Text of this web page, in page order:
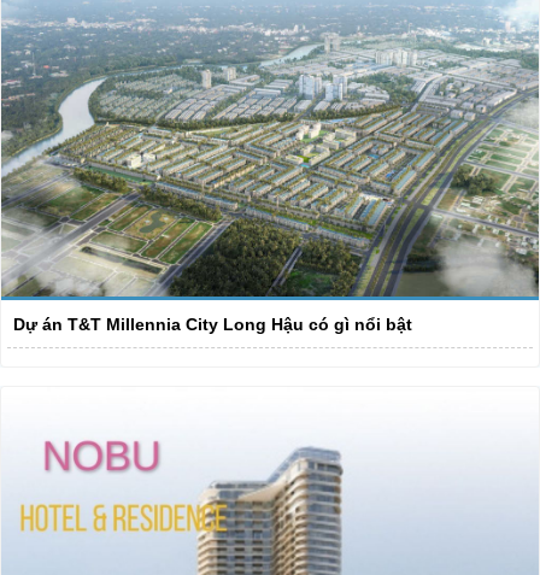
Dự án T&T Millennia City Long Hậu có gì nổi bật